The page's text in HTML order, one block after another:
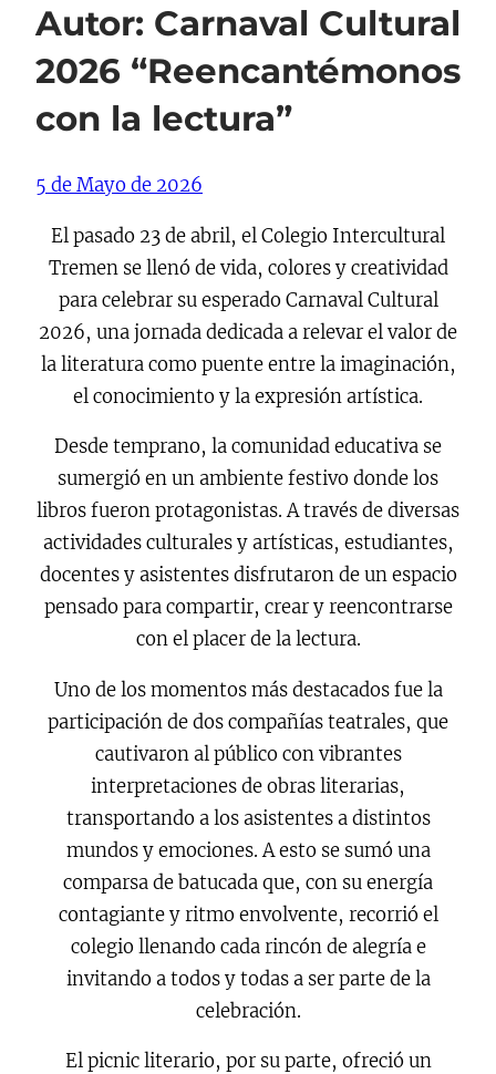
Autor: Carnaval Cultural
2026 “Reencantémonos
con la lectura”
5 de Mayo de 2026
El pasado 23 de abril, el Colegio Intercultural
Tremen se llenó de vida, colores y creatividad
para celebrar su esperado Carnaval Cultural
2026, una jornada dedicada a relevar el valor de
la literatura como puente entre la imaginación,
el conocimiento y la expresión artística.
Desde temprano, la comunidad educativa se
sumergió en un ambiente festivo donde los
libros fueron protagonistas. A través de diversas
actividades culturales y artísticas, estudiantes,
docentes y asistentes disfrutaron de un espacio
pensado para compartir, crear y reencontrarse
con el placer de la lectura.
Uno de los momentos más destacados fue la
participación de dos compañías teatrales, que
cautivaron al público con vibrantes
interpretaciones de obras literarias,
transportando a los asistentes a distintos
mundos y emociones. A esto se sumó una
comparsa de batucada que, con su energía
contagiante y ritmo envolvente, recorrió el
colegio llenando cada rincón de alegría e
invitando a todos y todas a ser parte de la
celebración.
El picnic literario, por su parte, ofreció un